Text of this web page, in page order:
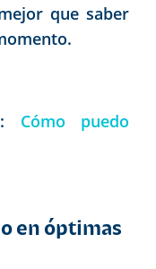
que saber
Cómo puedo
en óptimas